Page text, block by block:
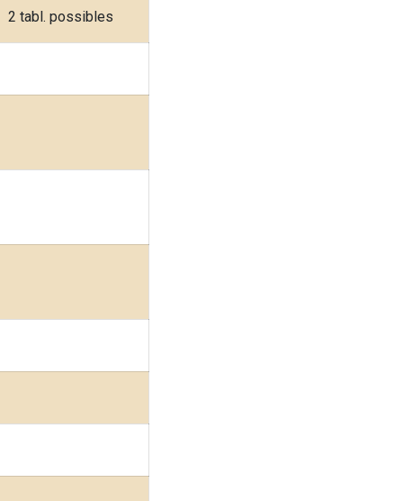
2 tabl. possibles